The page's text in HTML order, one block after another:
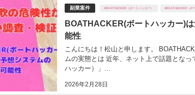
副業案件 #BOATHACKER（ボートハッカー） #BOATHACKER（ボ
BOATHACKER(ボートハッカー)
能性
2026年2月28日
こんにちは！松山と申します。
ムの実態とは 近年、ネット上で話題とな
ハッカー）」...